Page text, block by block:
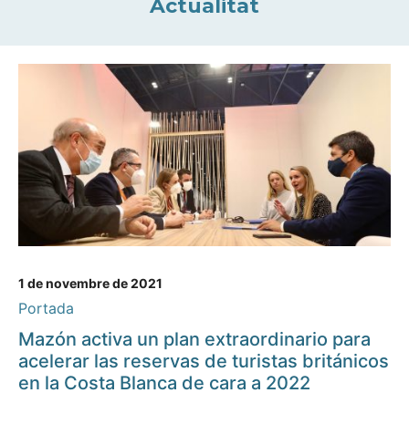
Actualitat
1 de novembre de 2021
Portada
Mazón activa un plan extraordinario para
acelerar las reservas de turistas británicos
en la Costa Blanca de cara a 2022